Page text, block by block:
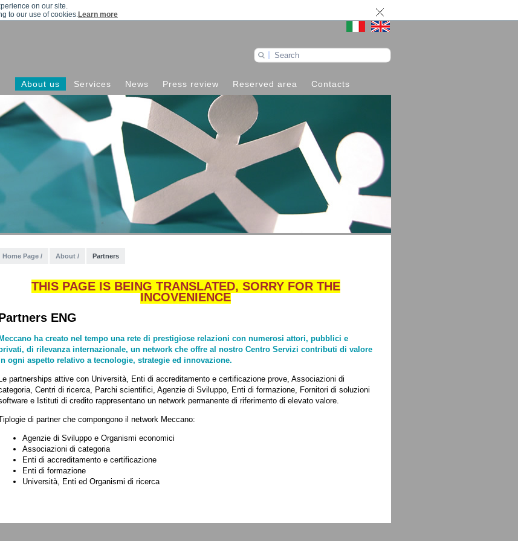
on our site.
to our use of cookies.Learn more
About us Services News Press review Reserved area Contacts
Home Page / About / Partners
THIS PAGE IS BEING TRANSLATED, SORRY FOR THE
INCOVENIENCE
ENG
ha creato nel tempo una rete di prestigiose relazioni con numerosi attori, pubblici e
di rilevanza internazionale, un network che offre al nostro Centro Servizi contributi di valore
ogni aspetto relativo a tecnologie, strategie ed innovazione.
partnerships attive con Università, Enti di accreditamento e certificazione prove, Associazioni di
Centri di ricerca, Parchi scientifici, Agenzie di Sviluppo, Enti di formazione, Fornitori di soluzioni
e Istituti di credito rappresentano un network permanente di riferimento di elevato valore.
di partner che compongono il network Meccano:
Agenzie di Sviluppo e Organismi economici
Associazioni di categoria
Enti di accreditamento e certificazione
Enti di formazione
Università, Enti ed Organismi di ricerca